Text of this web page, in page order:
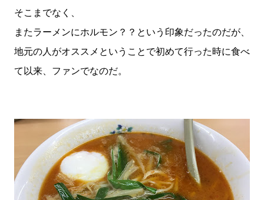
そこまでなく、
またラーメンにホルモン？？という印象だったのだが、
地元の人がオススメということで初めて行った時に食べ
て以来、ファンでなのだ。